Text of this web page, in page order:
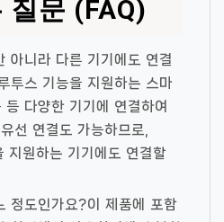
질문 (FAQ)
아니라 다른 기기에도 연결
투스 기능을 지원하는 스마
다양한 기기에 연결하여
선 연결도 가능하므로,
원하는 기기에도 연결할
정도인가요?이 제품에 포함